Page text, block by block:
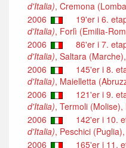
d'Italia), Cremona
2006
19'er i 6.
d'Italia), Forlì (Emilia-
2006
86'er i 7.
d'Italia), Saltara
2006
145'er i 8.
d'Italia), Maielletta
2006
121'er i 9.
d'Italia), Termoli (Molise),
2006
142'er i 10.
d'Italia), Peschici
2006
165'er i 11.